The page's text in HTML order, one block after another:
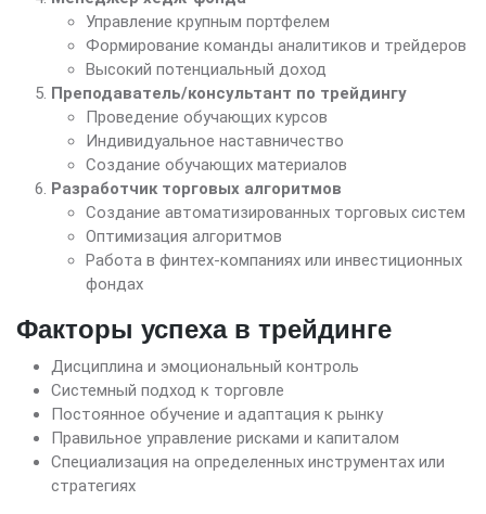
Управление крупным портфелем
Формирование команды аналитиков и трейдеров
Высокий потенциальный доход
Преподаватель/консультант по трейдингу
Проведение обучающих курсов
Индивидуальное наставничество
Создание обучающих материалов
Разработчик торговых алгоритмов
Создание автоматизированных торговых систем
Оптимизация алгоритмов
Работа в финтех-компаниях или инвестиционных
фондах
Факторы успеха в трейдинге
Дисциплина и эмоциональный контроль
Системный подход к торговле
Постоянное обучение и адаптация к рынку
Правильное управление рисками и капиталом
Специализация на определенных инструментах или
стратегиях